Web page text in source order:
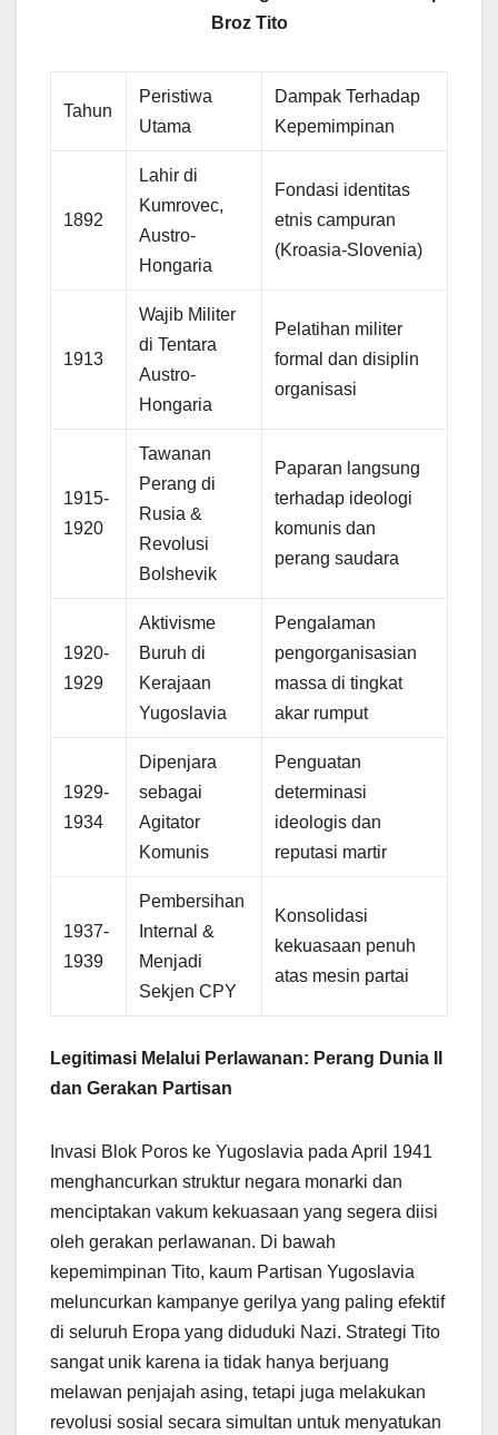
Broz Tito
Tahun
Peristiwa
Utama
Dampak Terhadap
Kepemimpinan
1892
Lahir di
Kumrovec,
Austro-
Hongaria
Fondasi identitas
etnis campuran
(Kroasia-Slovenia)
1913
Wajib Militer
di Tentara
Austro-
Hongaria
Pelatihan militer
formal dan disiplin
organisasi
1915-
1920
Tawanan
Perang di
Rusia &
Revolusi
Bolshevik
Paparan langsung
terhadap ideologi
komunis dan
perang saudara
1920-
1929
Aktivisme
Buruh di
Kerajaan
Yugoslavia
Pengalaman
pengorganisasian
massa di tingkat
akar rumput
1929-
1934
Dipenjara
sebagai
Agitator
Komunis
Penguatan
determinasi
ideologis dan
reputasi martir
1937-
1939
Pembersihan
Internal &
Menjadi
Sekjen CPY
Konsolidasi
kekuasaan penuh
atas mesin partai
Legitimasi Melalui Perlawanan: Perang Dunia II
dan Gerakan Partisan
Invasi Blok Poros ke Yugoslavia pada April 1941
menghancurkan struktur negara monarki dan
menciptakan vakum kekuasaan yang segera diisi
oleh gerakan perlawanan. Di bawah
kepemimpinan Tito, kaum Partisan Yugoslavia
meluncurkan kampanye gerilya yang paling efektif
di seluruh Eropa yang diduduki Nazi. Strategi Tito
sangat unik karena ia tidak hanya berjuang
melawan penjajah asing, tetapi juga melakukan
revolusi sosial secara simultan untuk menyatukan